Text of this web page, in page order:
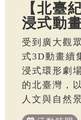
【北臺
浸式動
受到廣大觀
式3D動畫續
浸式環形劇
的北臺灣，
人文與自然